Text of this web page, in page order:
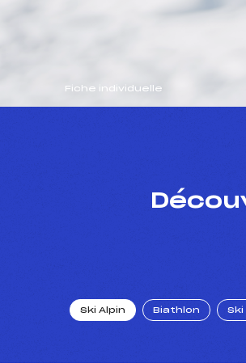
Fiche individuelle
Ski Alpin Biathlon Ski